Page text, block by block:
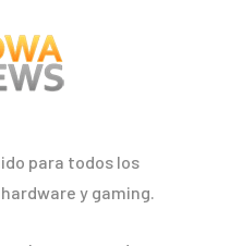
para todos los
y gaming.